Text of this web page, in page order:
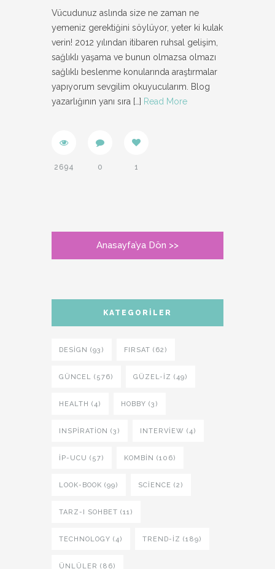
Vücudunuz aslında size ne zaman ne
yemeniz gerektiğini söylüyor, yeter ki kulak
verin! 2012 yılından itibaren ruhsal gelişim,
sağlıklı yaşama ve bunun olmazsa olmazı
sağlıklı beslenme konularında araştırmalar
yapıyorum sevgilim okuyucularım. Blog
yazarlığının yanı sıra […] Read More
2694 0 1
Anasayfa’ya Dön >>
KATEGORILER
DESIGN (93) FIRSAT (62)
GÜNCEL (576) GÜZEL-IZ (49)
HEALTH (4) HOBBY (3)
INSPIRATION (3) INTERVIEW (4)
İP-UCU (57) KOMBIN (106)
LOOK-BOOK (99) SCIENCE (2)
TARZ-I SOHBET (11)
TECHNOLOGY (4) TREND-IZ (189)
ÜNLÜLER (86)